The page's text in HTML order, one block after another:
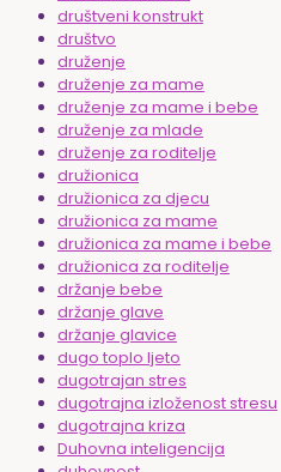
društveni konstrukt
društvo
druženje
druženje za mame
druženje za mame i bebe
druženje za mlade
druženje za roditelje
družionica
družionica za djecu
družionica za mame
družionica za mame i bebe
družionica za roditelje
držanje bebe
držanje glave
držanje glavice
dugo toplo ljeto
dugotrajan stres
dugotrajna izloženost stresu
dugotrajna kriza
Duhovna inteligencija